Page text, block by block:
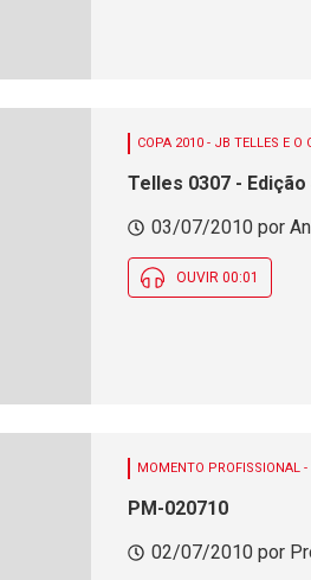
COPA 2010 - JB TELLES E O
Telles 0307 -
03/07/2010 por
OUVIR 00:01
MOMENTO PROFISSIONAL
PM-020710
02/07/2010 por